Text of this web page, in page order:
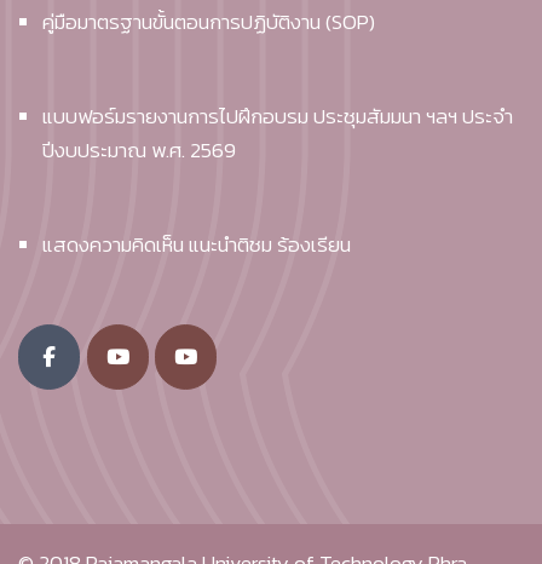
คู่มือมาตรฐานขั้นตอนการปฏิบัติงาน (SOP)
แบบฟอร์มรายงานการไปฝึกอบรม ประชุมสัมมนา ฯลฯ ประจำ
ปีงบประมาณ พ.ศ. 2569
แสดงความคิดเห็น แนะนำติชม ร้องเรียน